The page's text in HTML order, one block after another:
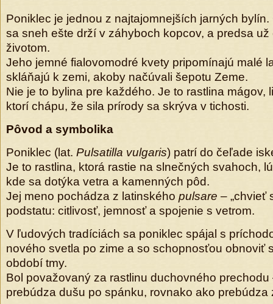
Poniklec je jednou z najtajomnejších jarných
sa sneh ešte drží v záhyboch kopcov, a predsa
životom.
Jeho jemné fialovomodré kvety pripomínajú malé
skláňajú k zemi, akoby načúvali šepotu Zeme.
Nie je to bylina pre každého. Je to rastlina mágov,
ktorí chápu, že sila prírody sa skrýva v tichosti.
Pôvod a symbolika
Poniklec (lat. Pulsatilla vulgaris) patrí do čeľade
Je to rastlina, ktorá rastie na slnečných svahoch,
kde sa dotýka vetra a kamenných pôd.
Jej meno pochádza z latinského pulsare – „chvieť
podstatu: citlivosť, jemnosť a spojenie s vetrom.
V ľudových tradíciách sa poniklec spájal s
nového svetla po zime a so schopnosťou obnoviť
období tmy.
Bol považovaný za rastlinu duchovného prechodu
prebúdza dušu po spánku, rovnako ako prebúdza